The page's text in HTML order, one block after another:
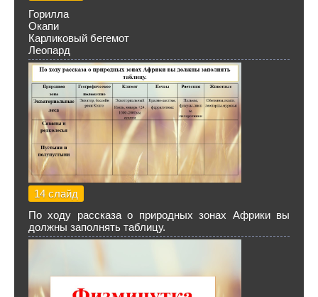
Горилла
Окапи
Карликовый бегемот
Леопард
14 слайд
По ходу рассказа о природных зонах Африки вы
должны заполнять таблицу.